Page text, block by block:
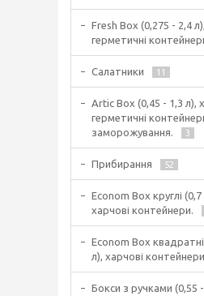
Fresh Box (0,275 - 2,4
герметичні
Салатники 11
Artic Box (0,45 - 1,3 л),
герметичні
заморожування.
3
Прибирання 52
Econom Box круглі (0,7
харчові контейнери.
Econom Box
л), харчові
Бокси з ручками (0,55